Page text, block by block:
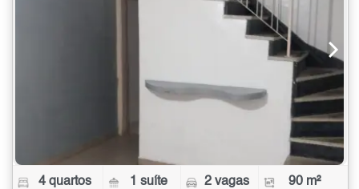
4 quartos 1 suíte 2 vagas 90 m²